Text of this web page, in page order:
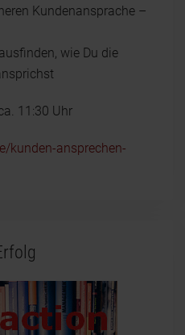
Kundenansprache –
wie Du die
11:30 Uhr
kunden-ansprechen-